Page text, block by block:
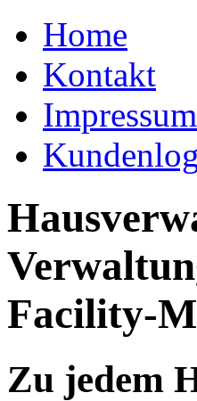
Home
Kontakt
Impressum
Facility-
Zu jedem